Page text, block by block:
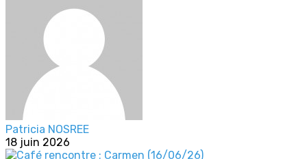
Patricia NOSREE
18 juin 2026